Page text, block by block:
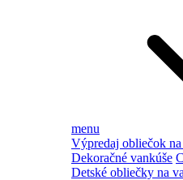
menu
Výpredaj obliečok
Dekoračné vankúše
Detské obliečky na